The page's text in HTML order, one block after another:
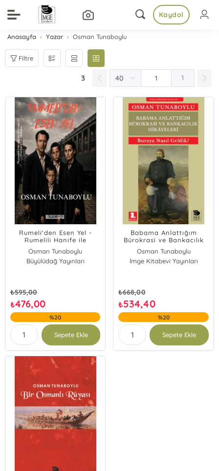
Kaydol
Anasayfa Yazar Osman Tunaboylu
Filtre
3 1
Rumeli'den Esen Yel -
Rumelili Hanife ile
Ahmet'in Kederli
Menkıbesi
Osman Tunaboylu
Büyülüdağ Yayınları
₺595,00
₺476,00
%20
Sepete Ekle
Babama Anlattığım
Bürokrasi ve Bankacılık
Hikâyeleri
Osman Tunaboylu
İmge Kitabevi Yayınları
₺668,00
₺534,40
%20
Sepete Ekle